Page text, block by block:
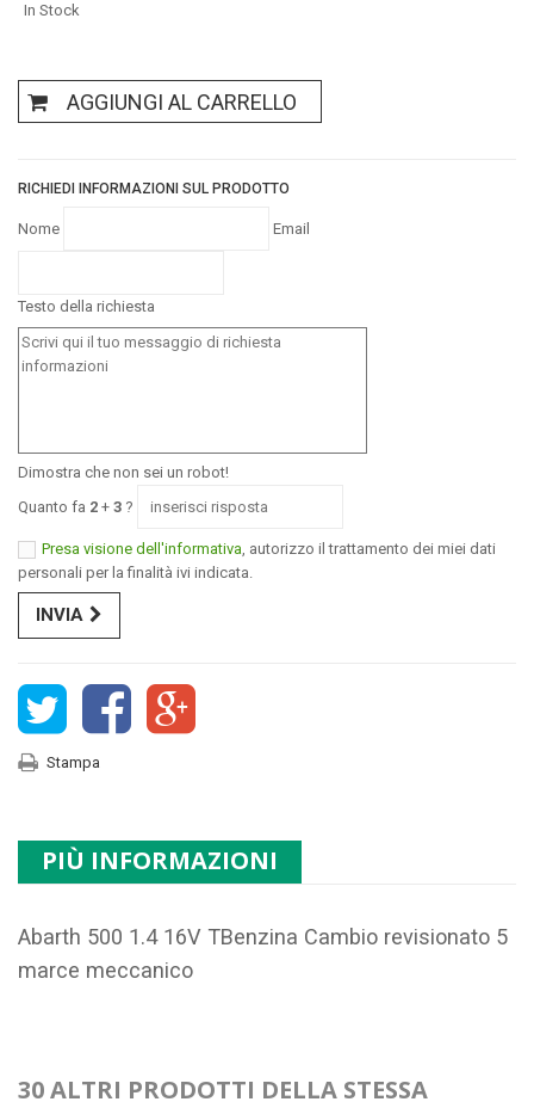
In Stock
AGGIUNGI AL CARRELLO
RICHIEDI INFORMAZIONI SUL PRODOTTO
Nome Email
Testo della richiesta
Dimostra che non sei un robot!
Quanto fa 2 + 3 ?
Presa visione dell'informativa , autorizzo il trattamento dei miei dati
personali per la finalità ivi indicata.
INVIA
Stampa
PIÙ INFORMAZIONI
Abarth 500 1.4 16V TBenzina Cambio revisionato 5
marce meccanico
30 ALTRI PRODOTTI DELLA STESSA